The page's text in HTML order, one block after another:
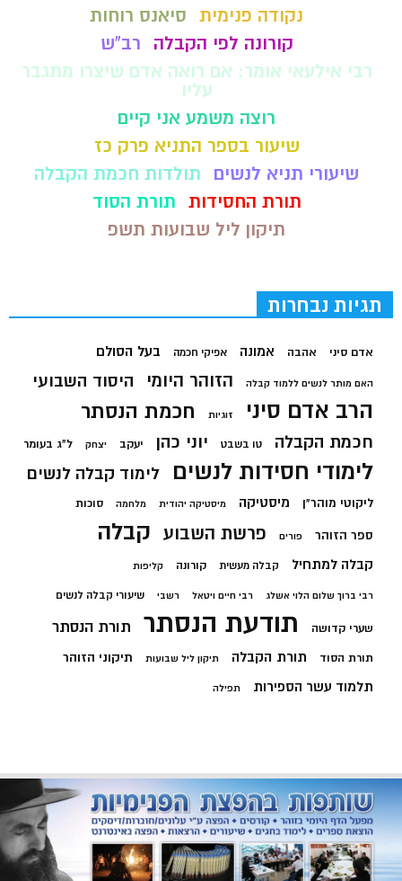
נקודה פנימית סיאנס רוחות
קורונה לפי הקבלה
רב"ש
רבי אילעאי אומר: אם רואה אדם שיצרו מתגבר
עליו
רוצה משמע אני קיים
שיעור בספר התניא פרק כז
שיעורי תניא לנשים
תולדות חכמת הקבלה
תורת החסידות תורת הסוד
תיקון ליל שבועות תשפ
תגיות נבחרות
אדם סיני אהבה אמונה אפיקי חכמה בעל הסולם
האם מותר לנשים ללמוד קבלה הזוהר היומי היסוד השבועי
הרב אדם סיני זוגיות חכמת הנסתר
חכמת הקבלה טו בשבט יוני כהן יעקב יצחק ל"ג בעומר
לימודי חסידות לנשים לימוד קבלה לנשים
ליקוטי מוהר"ן מיסטיקה מיסטיקה יהודית מלחמה סוכות
ספר הזוהר פורים פרשת השבוע קבלה
קבלה למתחיל קבלה מעשית קורונה קליפות
רבי ברוך שלום הלוי אשלג רבי חיים ויטאל רשבי שיעורי קבלה לנשים
שערי קדושה תודעת הנסתר תורת הנסתר
תורת הסוד תורת הקבלה תיקון ליל שבועות תיקוני הזוהר
תלמוד עשר הספירות תפילה